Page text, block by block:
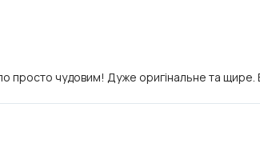
просто чудовим! Дуже оригінальне та щире.